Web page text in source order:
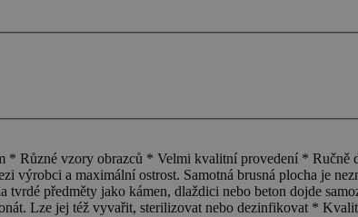
Různé vzory obrazců * Velmi kvalitní provedení * Ručně
výrobci a maximální ostrost. Samotná brusná plocha je
předměty jako kámen, dlaždici nebo beton dojde
Lze jej též vyvařit, sterilizovat nebo dezinfikovat *